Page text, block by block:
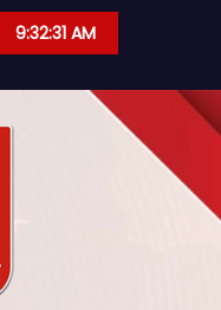
9:32:32 AM